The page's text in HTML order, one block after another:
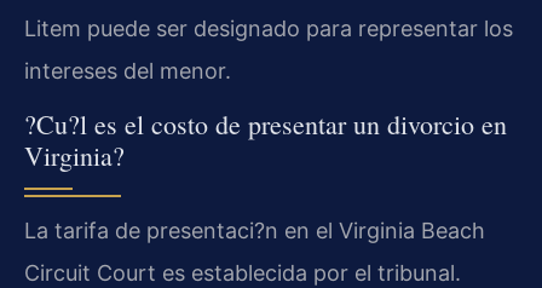
Litem puede ser designado para representar los
intereses del menor.
?Cu?l es el costo de presentar un divorcio en
Virginia?
La tarifa de presentaci?n en el Virginia Beach
Circuit Court es establecida por el tribunal.